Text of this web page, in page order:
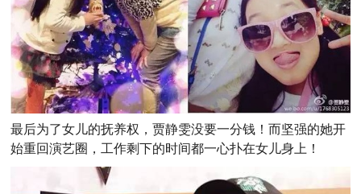
最后为了女儿的抚养权，贾静雯没要一分钱！而坚强的她开
始重回演艺圈，工作剩下的时间都一心扑在女儿身上！